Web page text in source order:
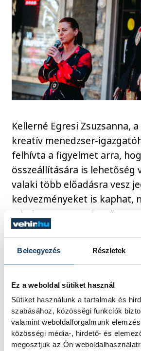
Beleegyezés Részletek
Ez a weboldal sütiket használ
Sütiket használunk a tartalmak és
szabásához, közösségi funkciók
valamint weboldalforgalmunk
közösségi média-, hirdető- és
megosztjuk az Ön
Kellerné Egresi Zsuzsanna,
kreatív menedzser-
felhívta a figyelmet arra,
összeállítására is lehetőség
valaki több előadásra vesz
kedvezményeket is kaphat,
minden program fizetős,
ingyenesek, azok
éjszakájára esik, a színház
Lehoczky Zsuzsa